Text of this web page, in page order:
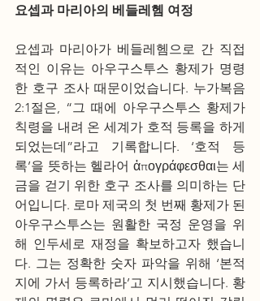
요셉과 마리아의 베들레헴 여정
요셉과 마리아가 베들레헴으로 간 직접
적인 이유는 아우구스투스 황제가 명령
한 호구 조사 때문이었습니다. 누가복음
2:1절은, “그 때에 아우구스투스 황제가
칙령을 내려 온 세계가 호적 등록을 하게
되었는데”라고 기록합니다. ‘호적 등
록’을 뜻하는 헬라어 ἀπογράφεσθαι는 세
금을 걷기 위한 호구 조사를 의미하는 단
어입니다. 로마 제국의 첫 번째 황제가 된
아우구스투스는 원활한 국정 운영을 위
해 인두세로 재정을 확보하고자 했습니
다. 그는 정확한 숫자 파악을 위해 ‘본적
지에 가서 등록하라’고 지시했습니다. 황